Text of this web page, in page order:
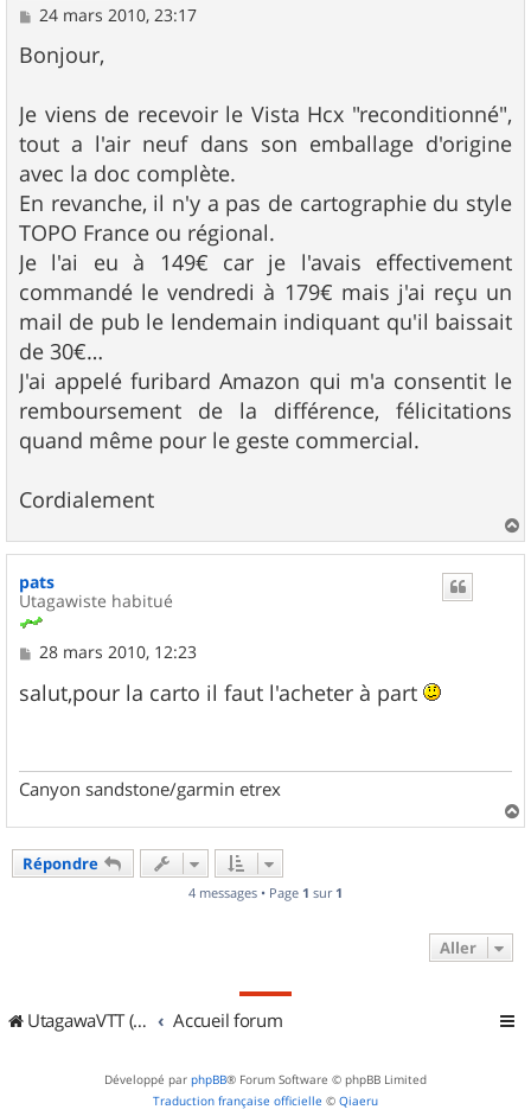
M
s
s
g
e
24 mars 2010, 23:17
Bonjour,
Je viens de recevoir le Vista Hcx "reconditionné",
tout a l'air neuf dans son emballage d'origine
avec la doc complète.
En revanche, il n'y a pas de cartographie du style
TOPO France ou régional.
Je l'ai eu à 149€ car je l'avais effectivement
commandé le vendredi à 179€ mais j'ai reçu un
mail de pub le lendemain indiquant qu'il baissait
de 30€…
J'ai appelé furibard Amazon qui m'a consentit le
remboursement de la différence, félicitations
quand même pour le geste commercial.
Cordialement
a
pats
Utagawiste habitué
M
s
s
28 mars 2010, 12:23
salut,pour la carto il faut l'acheter à part
Canyon sandstone/garmin etrex
a
Répondre
4 messages • Page 1 sur 1
Aller
UtagawaVTT (Randos VTT et VTTAE avec traces GPS) Accueil forum
Développé par phpBB® Forum Software © phpBB Limited
Traduction française officielle © Qiaeru